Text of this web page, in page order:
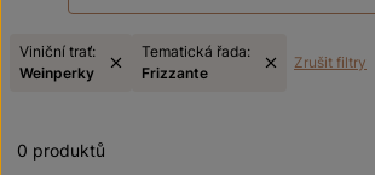
Viniční trať:
Weinperky
Tematická řada:
Frizzante
Zrušit filtry
0 produktů